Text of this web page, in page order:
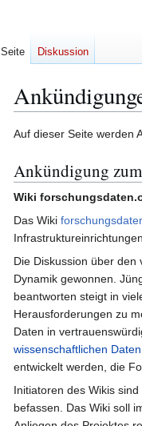
Zur
springen
Zur
springen
Auf dieser Seite werden
Ankündigung
Wiki
Das Wiki
Die Diskussion über
Dynamik gewonnen.
beantworten steigt in
Herausforderungen zu
Daten in
wissenschaftlichen Daten
entwickelt werden, die
Initiatoren des Wikis
befassen. Das Wiki soll
Seite Diskussion